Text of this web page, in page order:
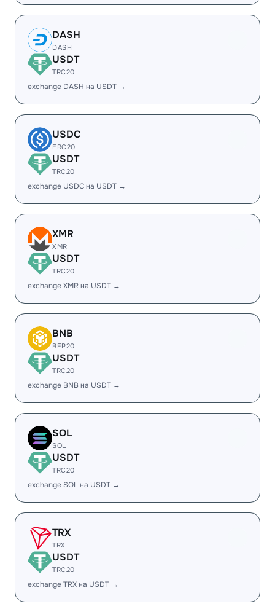
DASH
DASH
USDT
TRC20
exchange DASH на USDT →
USDC
ERC20
USDT
TRC20
exchange USDC на USDT →
XMR
XMR
USDT
TRC20
exchange XMR на USDT →
BNB
BEP20
USDT
TRC20
exchange BNB на USDT →
SOL
SOL
USDT
TRC20
exchange SOL на USDT →
TRX
TRX
USDT
TRC20
exchange TRX на USDT →